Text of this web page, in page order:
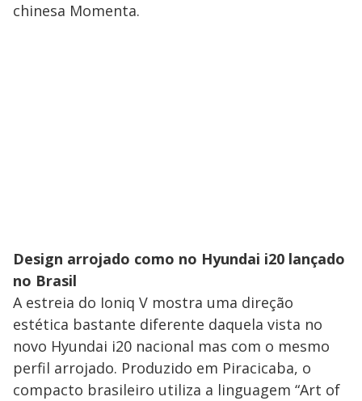
chinesa Momenta.
Design arrojado como no Hyundai i20 lançado
no Brasil
A estreia do Ioniq V mostra uma direção
estética bastante diferente daquela vista no
novo Hyundai i20 nacional mas com o mesmo
perfil arrojado. Produzido em Piracicaba, o
compacto brasileiro utiliza a linguagem “Art of